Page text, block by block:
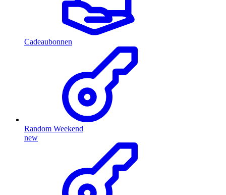
Cadeaubonnen
Random Weekend
new